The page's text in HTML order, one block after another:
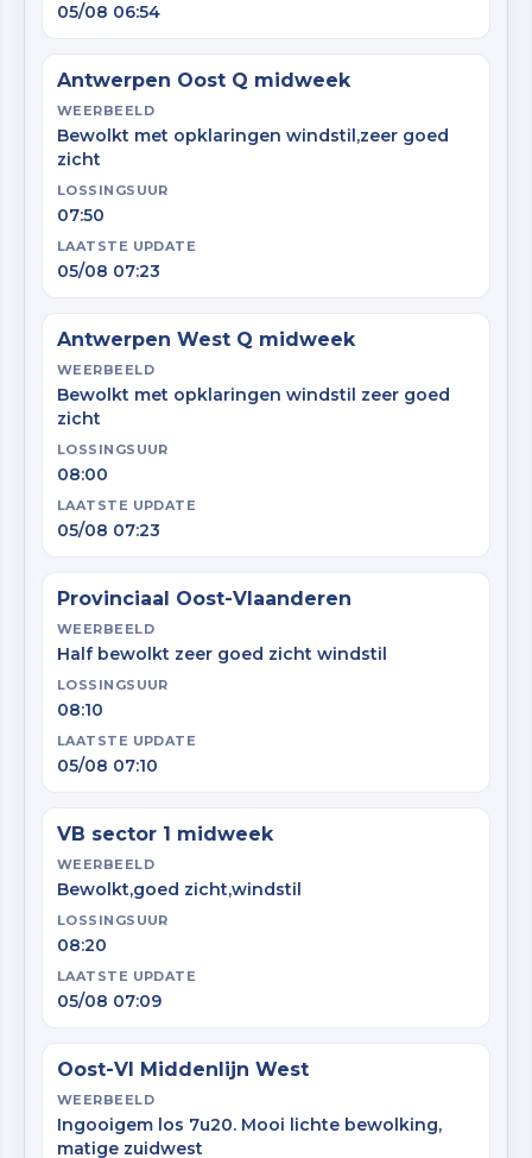
05/08 06:54
Antwerpen Oost Q midweek
WEERBEELD
Bewolkt met opklaringen windstil,zeer goed
zicht
LOSSINGSUUR
07:50
LAATSTE UPDATE
05/08 07:23
Antwerpen West Q midweek
WEERBEELD
Bewolkt met opklaringen windstil zeer goed
zicht
LOSSINGSUUR
08:00
LAATSTE UPDATE
05/08 07:23
Provinciaal Oost-Vlaanderen
WEERBEELD
Half bewolkt zeer goed zicht windstil
LOSSINGSUUR
08:10
LAATSTE UPDATE
05/08 07:10
VB sector 1 midweek
WEERBEELD
Bewolkt,goed zicht,windstil
LOSSINGSUUR
08:20
LAATSTE UPDATE
05/08 07:09
Oost-Vl Middenlijn West
WEERBEELD
Ingooigem los 7u20. Mooi lichte bewolking,
matige zuidwest